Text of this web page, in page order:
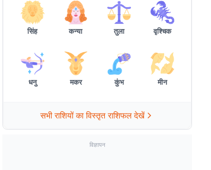
सिंह कन्या तुला वृश्चिक
धनु मकर कुंभ मीन
सभी राशियों का विस्तृत राशिफल देखें
विज्ञापन